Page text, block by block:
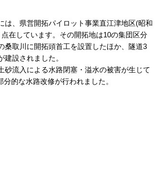
、県営開拓パイロット事業直江津地区(昭和
在しています。その開拓地は10の集団区分
桑取川に開拓頭首工を設置したほか、隧道3
設されました。
流入による水路閉塞・溢水の被害が生じて
的な水路改修が行われました。